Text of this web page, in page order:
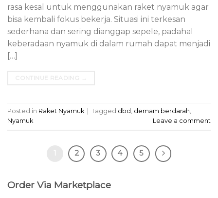
rasa kesal untuk menggunakan raket nyamuk agar
bisa kembali fokus bekerja. Situasi ini terkesan
sederhana dan sering dianggap sepele, padahal
keberadaan nyamuk di dalam rumah dapat menjadi
[…]
Posted in Raket Nyamuk Tagged dbd , demam berdarah,
Nyamuk
Leave a comment
2 3 4 5
Order Via Marketplace